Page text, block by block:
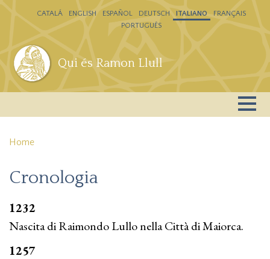
Salta al contenuto principale
Qui és Ramon Llull
CATALÁ ENGLISH ESPAÑOL DEUTSCH ITALIANO
FRANÇAIS
PORTUGUÊS
Home
Cronologia
1232
Nascita di Raimondo Lullo nella Città di Maiorca.
1257